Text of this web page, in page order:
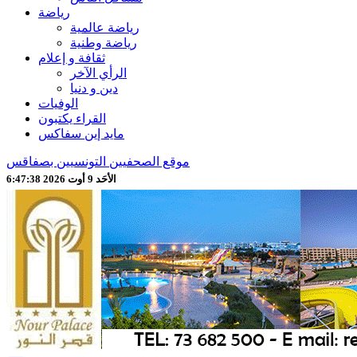
رياضة
رياضة عالمية
رياضة وطنية
ثقافة و إعلام
الرأي الآخر
دين و دنيا
الوفيات
القراء يكتبون
مايد إين سفاكس
موقع الصحفيين التونسيين بصفاقس
الأحَد 9 أوت 2026 6:47:40